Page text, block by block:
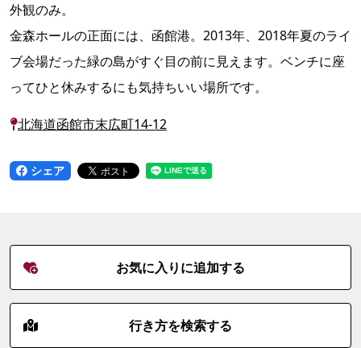
外観のみ。
金森ホールの正面には、函館港。2013年、2018年夏のライ
ブ会場だった緑の島がすぐ目の前に見えます。ベンチに座
ってひと休みするにも気持ちいい場所です。
北海道函館市末広町14-12
シェア
お気に入りに追加する
行き方を検索する